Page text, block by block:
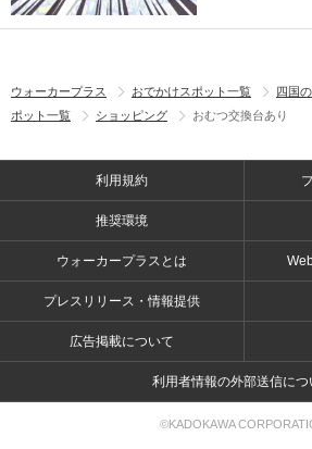
ウォーカープラス おでかけスポット一覧 四国
ポット一覧
ショッピング おむつ交換台あり
利用規約
推奨環境
ウォーカープラスとは
プレスリリース・情報提供
広告掲載について
利用者情報の外部送信につ
©KADOKAWA